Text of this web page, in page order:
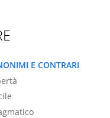
E CONTRARI